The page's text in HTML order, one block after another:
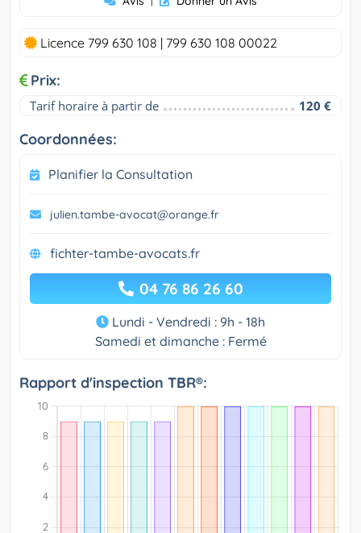
Licence 799 630 108 | 799 630 108 00022
Prix:
Tarif horaire à partir de 120 €
Coordonnées:
Planifier la Consultation
julien.tambe-avocat@orange.fr
fichter-tambe-avocats.fr
04 76 86 26 60
Lundi - Vendredi : 9h - 18h
Samedi et dimanche : Fermé
Rapport d'inspection TBR®: